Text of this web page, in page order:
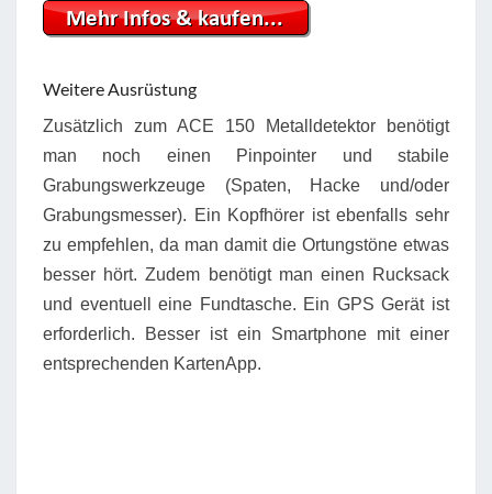
Weitere Ausrüstung
Zusätzlich zum ACE 150 Metalldetektor benötigt
man noch einen Pinpointer und stabile
Grabungswerkzeuge (Spaten, Hacke und/oder
Grabungsmesser). Ein Kopfhörer ist ebenfalls sehr
zu empfehlen, da man damit die Ortungstöne etwas
besser hört. Zudem benötigt man einen Rucksack
und eventuell eine Fundtasche. Ein GPS Gerät ist
erforderlich. Besser ist ein Smartphone mit einer
entsprechenden KartenApp.